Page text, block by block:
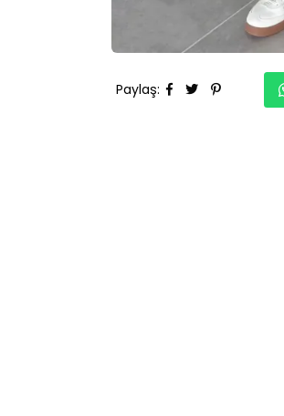
Paylaş: